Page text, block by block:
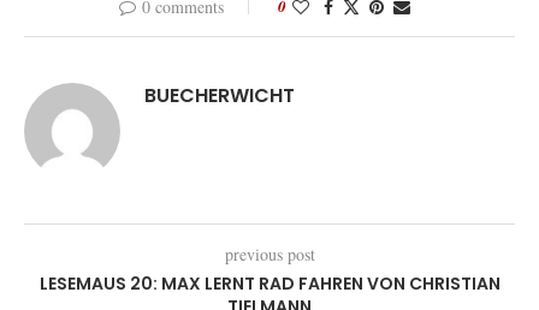
0 comments 0
BUECHERWICHT
previous post
LESEMAUS 20: MAX LERNT RAD FAHREN VON CHRISTIAN